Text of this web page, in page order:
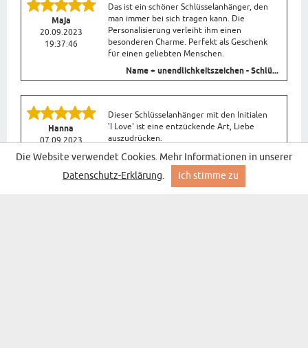
Maja
20.09.2023
19:37:46
Das ist ein schöner Schlüsselanhänger, den
man immer bei sich tragen kann. Die
Personalisierung verleiht ihm einen
besonderen Charme. Perfekt als Geschenk
für einen geliebten Menschen.
Name + unendlichkeitszeichen - Schlü...
Hanna
07.09.2023
17:16:28
Dieser Schlüsselanhänger mit den Initialen
'I Love' ist eine entzückende Art, Liebe
auszudrücken.
Initialen - Schlüsselanhänger I LOVE
Die Website verwendet Cookies. Mehr Informationen in unserer
Datenschutz-Erklärung. Ich stimme zu